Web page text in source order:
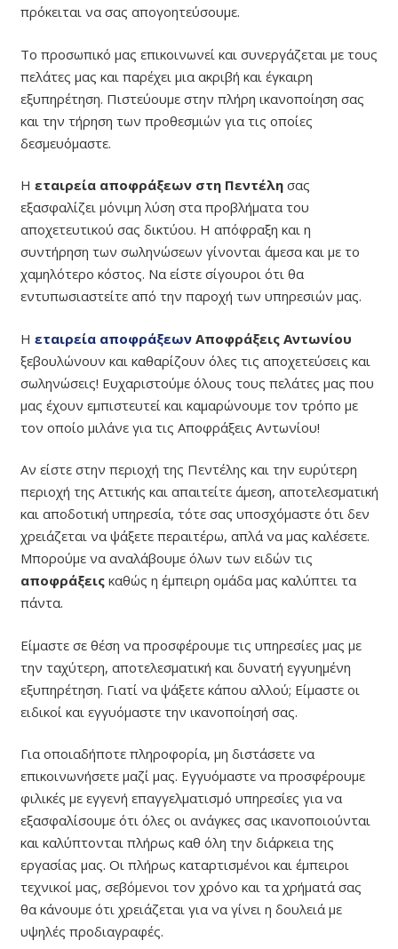
πρόκειται να σας απογοητεύσουμε.
Το προσωπικό μας επικοινωνεί και συνεργάζεται με τους
πελάτες μας και παρέχει μια ακριβή και έγκαιρη
εξυπηρέτηση. Πιστεύουμε στην πλήρη ικανοποίηση σας
και την τήρηση των προθεσμιών για τις οποίες
δεσμευόμαστε.
Η εταιρεία αποφράξεων στη Πεντέλησας
εξασφαλίζει μόνιμη λύση στα προβλήματα του
αποχετευτικού σας δικτύου. Η απόφραξη και η
συντήρηση των σωληνώσεων γίνονται άμεσα και με το
χαμηλότερο κόστος. Να είστε σίγουροι ότι θα
εντυπωσιαστείτε από την παροχή των υπηρεσιών μας.
Η εταιρεία αποφράξεων Αποφράξεις Αντωνίου
ξεβουλώνουν και καθαρίζουν όλες τις αποχετεύσεις και
σωληνώσεις! Ευχαριστούμε όλους τους πελάτες μας που
μας έχουν εμπιστευτεί και καμαρώνουμε τον τρόπο με
τον οποίο μιλάνε για τις Αποφράξεις Αντωνίου!
Αν είστε στην περιοχή της Πεντέλης και την ευρύτερη
περιοχή της Αττικής και απαιτείτε άμεση, αποτελεσματική
και αποδοτική υπηρεσία, τότε σας υποσχόμαστε ότι δεν
χρειάζεται να ψάξετε περαιτέρω, απλά να μας καλέσετε.
Μπορούμε να αναλάβουμε όλων των ειδών τις
αποφράξειςκαθώς η έμπειρη ομάδα μας καλύπτει τα
πάντα.
Είμαστε σε θέση να προσφέρουμε τις υπηρεσίες μας με
την ταχύτερη, αποτελεσματική και δυνατή εγγυημένη
εξυπηρέτηση. Γιατί να ψάξετε κάπου αλλού; Είμαστε οι
ειδικοί και εγγυόμαστε την ικανοποίησή σας.
Για οποιαδήποτε πληροφορία, μη διστάσετε να
επικοινωνήσετε μαζί μας. Εγγυόμαστε να προσφέρουμε
φιλικές με εγγενή επαγγελματισμό υπηρεσίες για να
εξασφαλίσουμε ότι όλες οι ανάγκες σας ικανοποιούνται
και καλύπτονται πλήρως καθ όλη την διάρκεια της
εργασίας μας. Οι πλήρως καταρτισμένοι και έμπειροι
τεχνικοί μας, σεβόμενοι τον χρόνο και τα χρήματά σας
θα κάνουμε ότι χρειάζεται για να γίνει η δουλειά με
υψηλές προδιαγραφές.